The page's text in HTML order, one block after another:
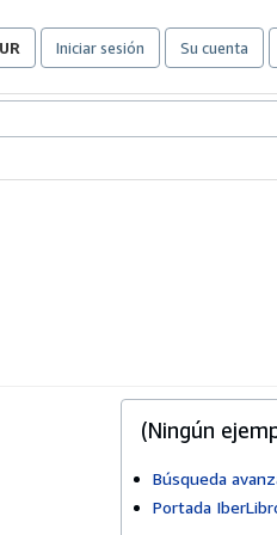
Iniciar sesión Su cuenta
(Ningún
Búsqueda
Portada